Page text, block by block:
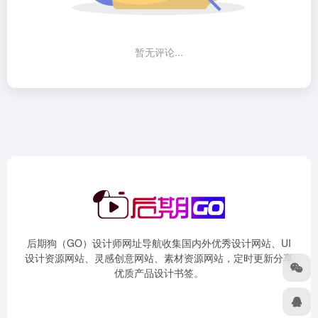
暂无评论...
后期狗（GO）设计师网址导航收集国内外优秀设计网站、UI
设计资源网站、灵感创意网站、素材资源网站，定时更新分享
优质产品设计书签。